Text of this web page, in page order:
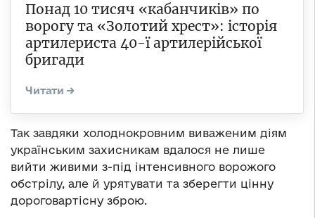
Понад 10 тисяч «кабанчиків» по
ворогу та «Золотий хрест»: історія
артилериста 40-ї артилерійської
бригади
Так завдяки холоднокровним виваженим діям
українським захисникам вдалося не лише
вийти живими з-під інтенсивного ворожого
обстрілу, але й урятувати та зберегти цінну
дороговартісну зброю.